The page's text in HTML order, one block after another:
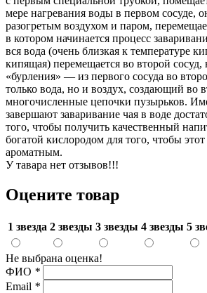
мере нагревания воды в первом сосуде,
разогретым воздухом и паром,
в котором начинается процесс
вся вода (очень близкая к температуре
кипящая) перемещается во второй сосуд,
«бурления» ― из первого сосуда во
только вода, но и воздух, создающий во
многочисленные цепочки пузырьков.
завершают заваривание чая в воде
того, чтобы получить качественный
богатой кислородом для того, чтобы
ароматным.
У тавара нет отзывов!!!
Оцените товар
1 звезда 2 звезды 3 звезды 4 звезды 5
Не выбрана оценка!
ФИО *
Email *